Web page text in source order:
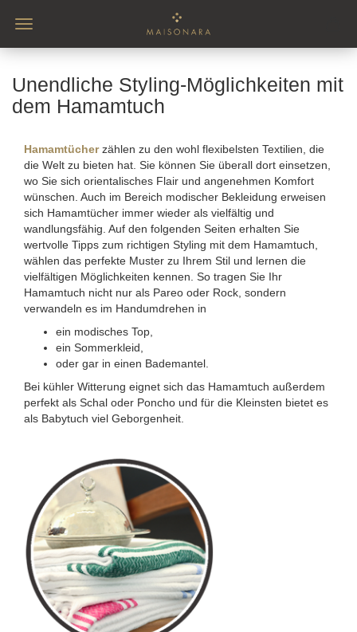
Unendliche Styling-Möglichkeiten mit
dem Hamamtuch
Hamamtücherzählen zu den wohl flexibelsten Textilien, die
die Welt zu bieten hat. Sie können Sie überall dort einsetzen,
wo Sie sich orientalisches Flair und angenehmen Komfort
wünschen. Auch im Bereich modischer Bekleidung erweisen
sich Hamamtücher immer wieder als vielfältig und
wandlungsfähig. Auf den folgenden Seiten erhalten Sie
wertvolle Tipps zum richtigen Styling mit dem Hamamtuch,
wählen das perfekte Muster zu Ihrem Stil und lernen die
vielfältigen Möglichkeiten kennen. So tragen Sie Ihr
Hamamtuch nicht nur als Pareo oder Rock, sondern
verwandeln es im Handumdrehen in
ein modisches Top,
ein Sommerkleid,
oder gar in einen Bademantel.
Bei kühler Witterung eignet sich das Hamamtuch außerdem
perfekt als Schal oder Poncho und für die Kleinsten bietet es
als Babytuch viel Geborgenheit.